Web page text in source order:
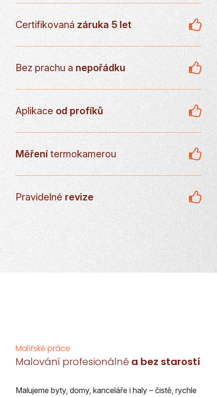
Certifikovaná záruka 5 let
Bez prachu anepořádku
Aplikace od profíků
Měřenítermokamerou
Pravidelné revize
Malířské práce
Malování profesionálně a bez starostí
Malujeme byty, domy, kanceláře i haly – čistě, rychle